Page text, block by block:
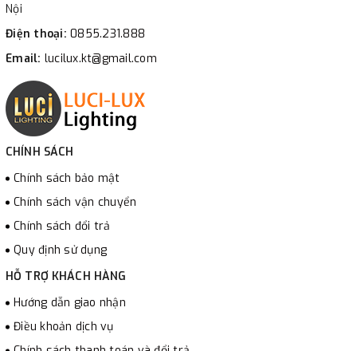
Nội
Điện thoại: 0855.231.888
Email: lucilux.kt@gmail.com
CHÍNH SÁCH
Chính sách bảo mật
Chính sách vận chuyển
Chính sách đổi trả
Quy định sử dụng
HỖ TRỢ KHÁCH HÀNG
Hướng dẫn giao nhận
Điều khoản dịch vụ